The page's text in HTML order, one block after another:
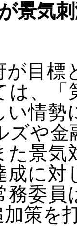
景気
が目標
は、「
い情勢
ズや
た景気
成に
務委
策を